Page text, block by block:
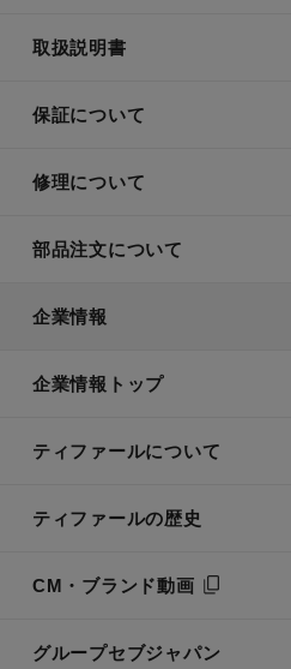
取扱説明書
保証について
修理について
部品注文について
企業情報
企業情報トップ
ティファールについて
ティファールの歴史
CM・ブランド動画
グループセブジャパン